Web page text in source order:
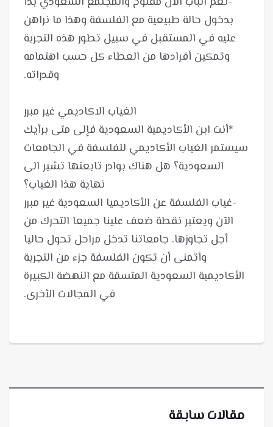
بدخول حالة طبيعية مع الفلسفة وهذا ما نراهن
عليه في المستقبل في سبيل تطور هذه التجربة
وتمكين أفرادها من العطاء كل حسب اهتمامه
*أنت ابن الأكاديمية السعودية فإلى متى برأيك
سيستمر الغياب الأكاديمي للفلسفة في الجامعات
السعودية؟ هل هناك بوادر تابعتها تشير الى
-غياب الفلسفة عن الأكاديميا السعودية غير مبرر
الآن ويعتبر نقطة ضعف علينا جميعا التحرك من
أجل تجاوزها. جامعاتنا تدخل مراحل تحول حاليا
وأتمنى أن تكون الفلسفة جزء من التجربة
الأكاديمية السعودية المتسقة مع النهضة الكبيرة
في المجالات الأخرى.
مقالات سابقة